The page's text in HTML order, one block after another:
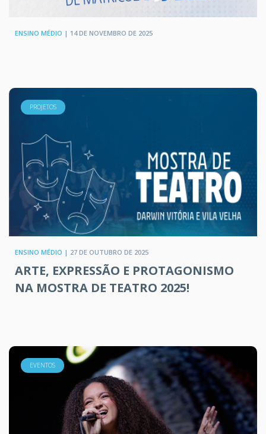
ENSINO MÉDIO | 14 DE NOVEMBRO DE 2025
PROJETOS
ENSINO MÉDIO | 27 DE OUTUBRO DE 2025
ARTE, EXPRESSÃO E PROTAGONISMO
NA MOSTRA DE TEATRO 2025!
EVENTOS